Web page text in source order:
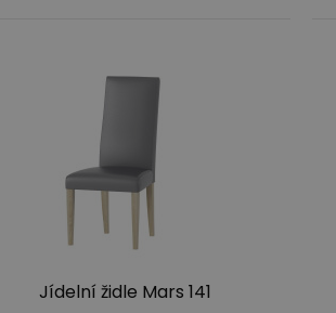
Jídelní židle Mars 141